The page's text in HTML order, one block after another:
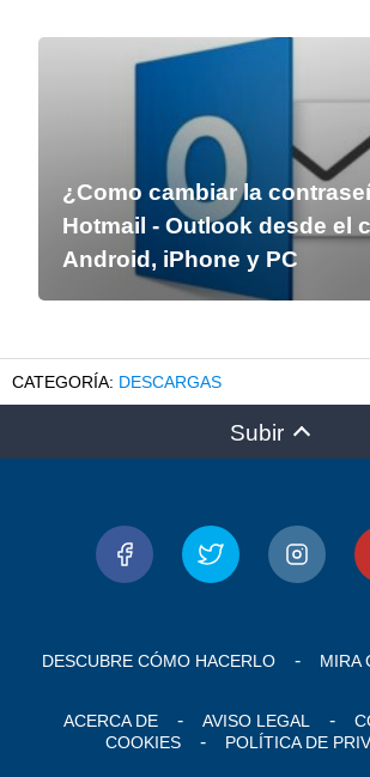
¿Como cambiar la
Hotmail - Outlook desde el
Android, iPhone y PC
DESCARGAS
Subir
DESCUBRE CÓMO HACERLO MIRA
ACERCA DE AVISO LEGAL
COOKIES
POLÍTICA DE